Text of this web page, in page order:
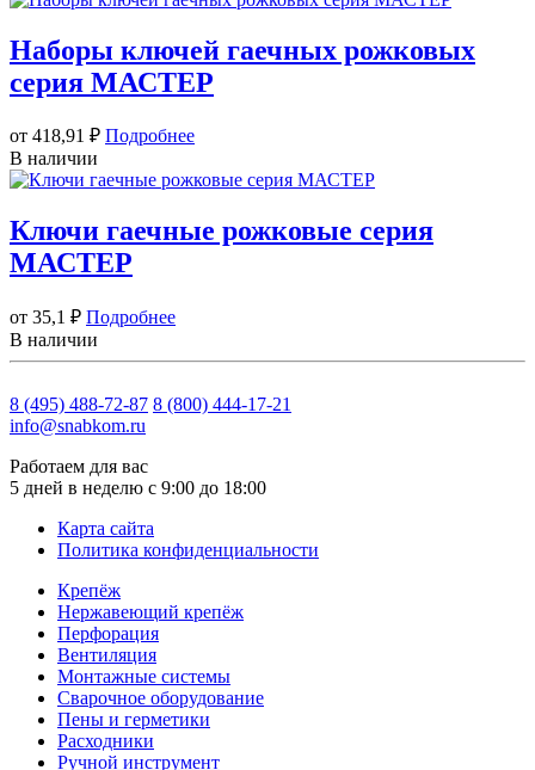
Наборы ключей гаечных рожковых
серия МАСТЕР
от 418,91 ₽ Подробнее
В наличии
Ключи гаечные рожковые серия
МАСТЕР
от 35,1 ₽ Подробнее
В наличии
8 (495) 488-72-87 8 (800) 444-17-21
info@snabkom.ru
Работаем для вас
5 дней в неделю с 9:00 до 18:00
Карта сайта
Политика конфиденциальности
Крепёж
Нержавеющий крепёж
Перфорация
Вентиляция
Монтажные системы
Сварочное оборудование
Пены и герметики
Расходники
Ручной инструмент